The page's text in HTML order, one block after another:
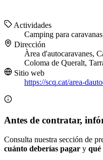
Actividades
Camping para caravanas
Dirección
Àrea d'autocaravanes,
Coloma de Queralt,
Sitio web
https://scq.cat/area-
Antes de contratar,
Consulta nuestra sección de
cuánto deberías pagar y qué